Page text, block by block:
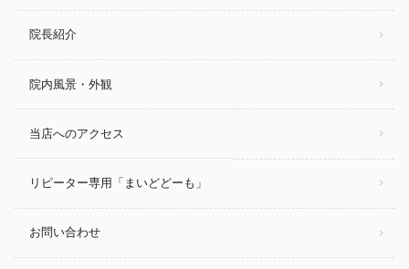
院長紹介
院内風景・外観
当店へのアクセス
リピーター専用「まいどどーも」
お問い合わせ